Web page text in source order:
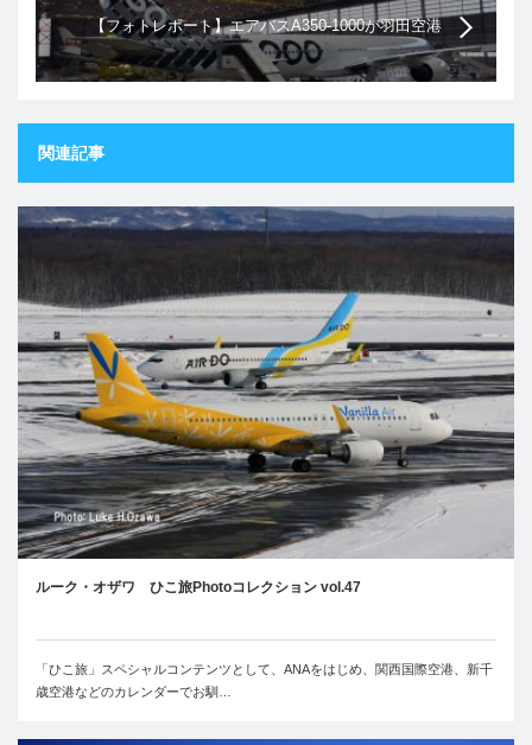
【フォトレポート】エアバスA350-1000が羽田空港
にやってきた
関連記事
ルーク・オザワ ひこ旅Photoコレクション vol.47
「ひこ旅」スペシャルコンテンツとして、ANAをはじめ、関西国際空港、新千
歳空港などのカレンダーでお馴…